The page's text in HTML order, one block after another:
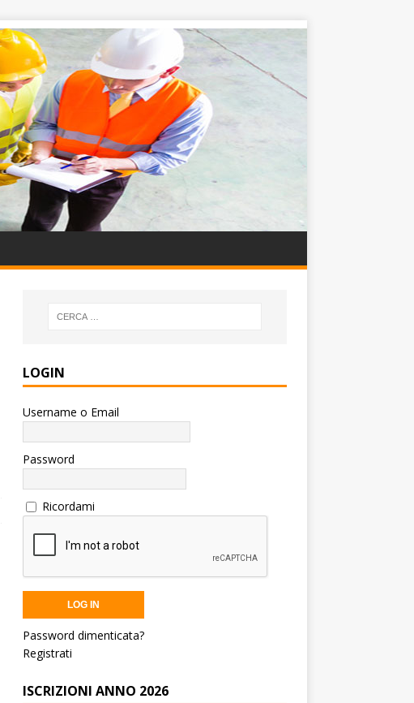
LOGIN
Username o Email
Password
Ricordami
Password dimenticata?
Registrati
ISCRIZIONI ANNO 2026